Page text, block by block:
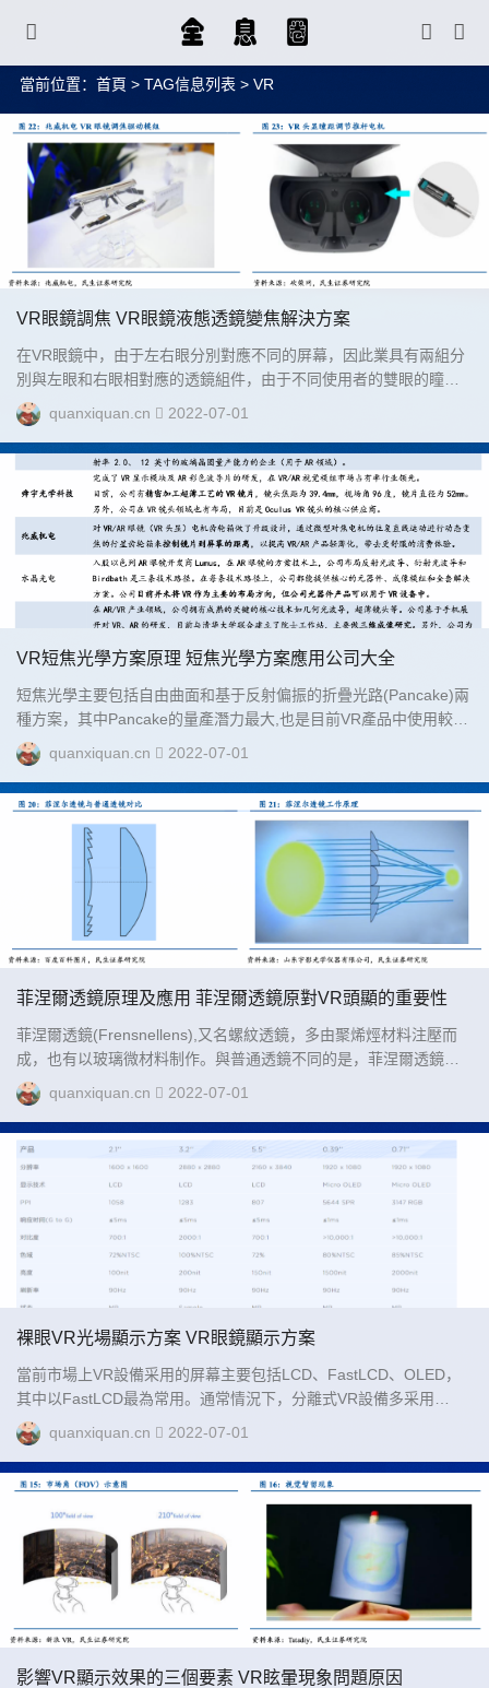
當前位置： 首頁 > TAG信息列表 > VR
VR眼鏡調焦 VR眼鏡液態透鏡變焦解決方案
在VR眼鏡中，由于左右眼分別對應不同的屏幕，因此業具有兩組分
別與左眼和右眼相對應的透鏡組件，由于不同使用者的雙眼的瞳距
各不相同，若透鏡組件之間的距離恒定不變，必然會導致部分使用
者在穿戴VR眼鏡時的體驗感受。由于不同消費者臉型五官不同，因
此一款較高質量的VR/AR眼鏡通常都會擁有焦距調節功能。將瞳距
與焦距均調節到合理位置，將讓圖像準確落在視網膜上(尤其是焦
距)，獲得清晰的圖像。...
quanxiquan.cn 2022-07-01
VR短焦光學方案原理 短焦光學方案應用公司大全
短焦光學主要包括自由曲面和基于反射偏振的折疊光路(Pancake)兩
種方案，其中Pancake的量產潛力最大,也是目前VR產品中使用較多
的短焦光學方案。其原理是，圖像源進入半反半透功...
quanxiquan.cn 2022-07-01
菲涅爾透鏡原理及應用 菲涅爾透鏡原對VR頭顯的重要性
菲涅爾透鏡(Frensnellens),又名螺紋透鏡，多由聚烯烴材料注壓而
成，也有以玻璃微材料制作。與普通透鏡不同的是，菲涅爾透鏡的
一面為光面，另一面刻錄了不同大小的同心圓，其紋理是根...
quanxiquan.cn 2022-07-01
裸眼VR光場顯示方案 VR眼鏡顯示方案
當前市場上VR設備采用的屏幕主要包括LCD、FastLCD、OLED，
其中以FastLCD最為常用。通常情況下，分離式VR設備多采用
OLED技術，而一體機多采用FastLCD。傳統LCD屏幕最大的問題就
是...
quanxiquan.cn 2022-07-01
影響VR顯示效果的三個要素 VR眩暈現象問題原因